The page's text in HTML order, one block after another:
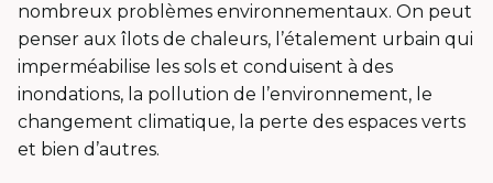
nombreux problèmes environnementaux. On peut
penser aux îlots de chaleurs, l’étalement urbain qui
imperméabilise les sols et conduisent à des
inondations, la pollution de l’environnement, le
changement climatique, la perte des espaces verts
et bien d’autres.